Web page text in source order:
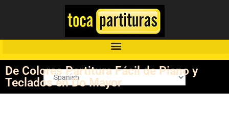
De Colores Partitura Fácil de Piano y
Teclados en Do Mayor